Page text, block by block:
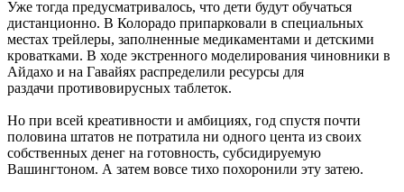
Уже тогда предусматривалось, что дети будут обучаться
дистанционно. В Колорадо припарковали в специальных
местах трейлеры, заполненные медикаментами и детскими
кроватками. В ходе экстренного моделирования чиновники в
Айдахо и на Гавайях распределили ресурсы для
раздачи противовирусных таблеток.
Но при всей креативности и амбициях, год спустя почти
половина штатов не потратила ни одного цента из своих
собственных денег на готовность, субсидируемую
Вашингтоном. А затем вовсе тихо похоронили эту затею.